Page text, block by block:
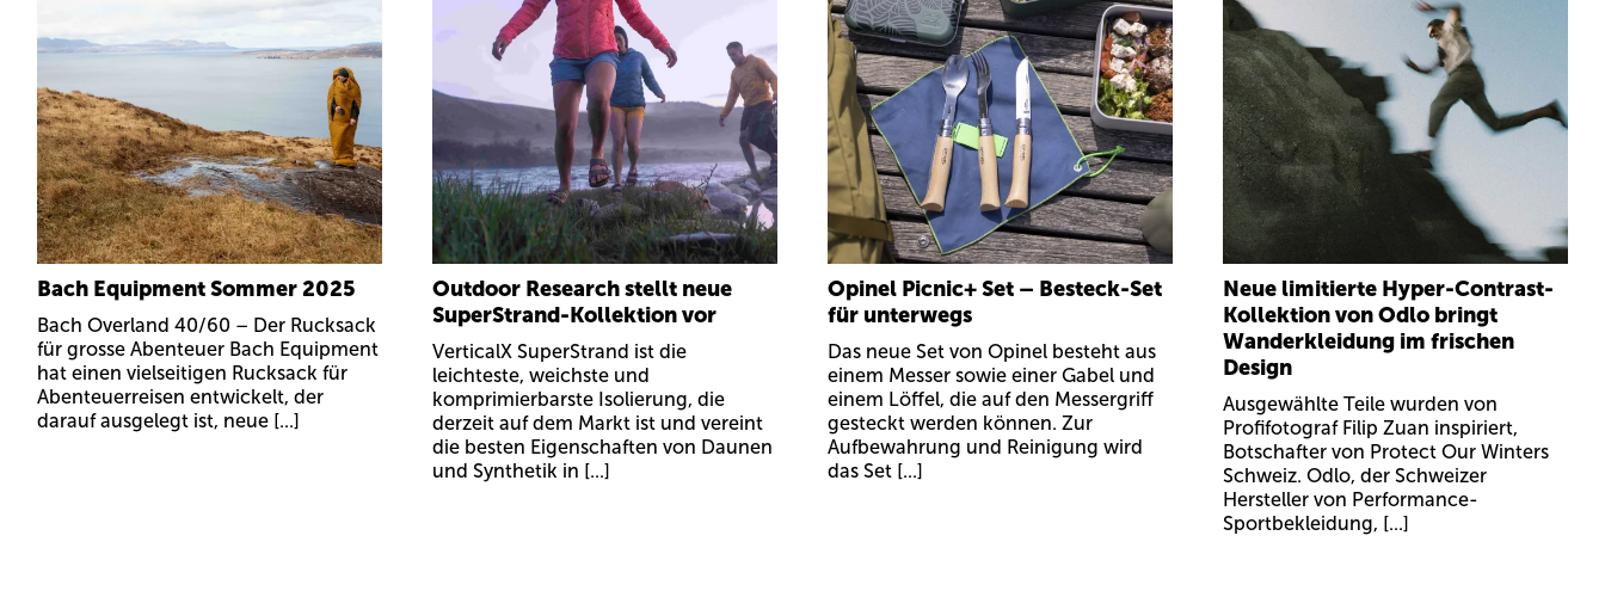
Bach Equipment Sommer 2025
Bach Overland 40/60 – Der Rucksack
für grosse Abenteuer Bach Equipment
hat einen vielseitigen Rucksack für
Abenteuerreisen entwickelt, der
darauf ausgelegt ist, neue [...]
Outdoor Research stellt neue
SuperStrand-Kollektion vor
VerticalX SuperStrand ist die
leichteste, weichste und
komprimierbarste Isolierung, die
derzeit auf dem Markt ist und vereint
die besten Eigenschaften von Daunen
und Synthetik in [...]
Opinel Picnic+ Set – Besteck-Set
für unterwegs
Das neue Set von Opinel besteht aus
einem Messer sowie einer Gabel und
einem Löffel, die auf den Messergriff
gesteckt werden können. Zur
Aufbewahrung und Reinigung wird
das Set [...]
Neue limitierte Hyper-Contrast-
Kollektion von Odlo bringt
Wanderkleidung im frischen
Design
Ausgewählte Teile wurden von
Profifotograf Filip Zuan inspiriert,
Botschafter von Protect Our Winters
Schweiz. Odlo, der Schweizer
Hersteller von Performance-
Sportbekleidung, [...]